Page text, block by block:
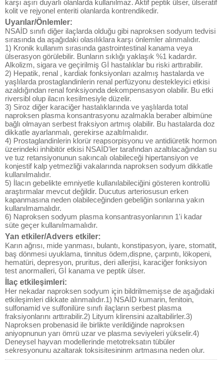
karşı aşırı duyarlı olanlarda kullanılmaz. Aktif peptik ülser, ülseratif
kolit ve rejyonel enteriti olanlarda kontrendikedir.
Uyarılar/Önlemler:
NSAİD sınıfı diğer ilaçlarda olduğu gibi naproksen sodyum tedvisi
sırasında da aşağıdaki olasılıklara karşı önlemler alınmalıdır.
1) Kronik kullanım sırasında gastrointestinal kanama veya
ülserasyon görülebilir. Bunların sıklığı yaklaşık %1 kadardır.
Alkolizm, sigara ve geçirilmiş Gİ hastalıklar bu riski arttırabilir.
2) Hepatik, renal , kardiak fonksiyonları azalmış hastalarda ve
yaşlılarda prostaglandinlerin renal perfüzyonu destekleyici etkisi
azaldığından renal fonksiyonda dekompensasyon olabilir. Bu etki
riversibl olup ilacın kesilmesiyle düzelir.
3) Siroz diğer karaciğer hastalıklarında ve yaşlılarda total
naproksen plasma konsantrasyonu azalmakla beraber albimüne
bağlı olmayan serbest fraksiyon artmış olabilir. Bu hastalarda doz
dikkatle ayarlanmalı, gerekirse azaltılmalıdır.
4) Prostaglandinlerin klorür reapsorpisyonu ve antidiüretik hormon
üzerindeki inhibitör etkisi NSAİD'ler tarafından azaltılacağından su
ve tuz retansiyonunun sakıncalı olabileceği hipertansiyon ve
konjestif kalp yetmezliği vakalarında naproksen sodyum dikkatle
kullanılmalıdır.
5) İlacın gebelikte emniyetle kullanılabileciğini gösteren kontrollü
araştırmalar mevcut değildir. Ducutus arteriosusun erken
kapanmasına neden olabileceğinden gebeliğin sonlarına yakın
kullanılmamalıdır.
6) Naproksen sodyum plasma konsantrasyonlarının 1'i kadar
süte geçer kullanılmamalıdır.
Yan etkiler/Advers etkiler:
Karın ağrısı, mide yanması, bulantı, konstipasyon, iyare, stomatit,
baş dönmesi uyuklama, tinnitus ödem,dispne, çarpıntı, lökopeni,
hematüri, depresyon, pruritus, deri allerjisi, karaciğer fonksiyon
test anormalleri, Gİ kanama ve peptik ülser.
İlaç etkileşimleri:
Her nekadar naproksen sodyum için bildrilmemişse de aşağıdaki
etkileşimleri dikkate alınmalıdır.1) NSAİD kumarin, fenitoin,
sulfonamid ve sulfonilüre sınıfı ilaçların serbest plasma
fraksiyonlarını arttırabilir.2) Lityum klirensini azaltabilirler.3)
Naproksen probenasid ile birlikte verildiğinde naproksen
aniyopnunun yarı ömrü uzar ve plasma seviyeleri yükselir.4)
Deneysel hayvan modellerinde metotreksatın tübüler
sekresyonunu azaltarak toksisitesininm artmasına neden olur.